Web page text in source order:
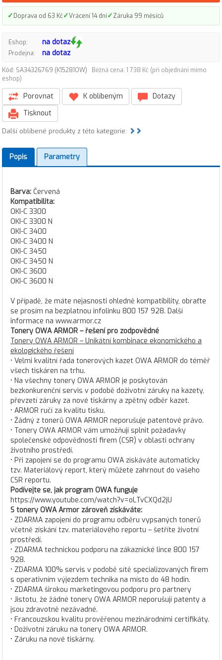
✓Doprava od 63 Kč✓Vrácení 14 dní✓Záruka 99 měsíců
Eshop: na dotaz
Prodejna: na dotaz
Kód: SA34326769 (K15281OW)
Běžná cena: 1 738 Kč (při objednání mimo
eshop)
Porovnat K oblíbeným
Dotazy
Tisknout
Další oblíbené produkty z této kategorie:
Popis Parametry
Barva: Červená
Kompatibilita:
OKI-C 3300
OKI-C 3300 N
OKI-C 3400
OKI-C 3400 N
OKI-C 3450
OKI-C 3450 N
OKI-C 3600
OKI-C 3600 N
V případě, že máte nejasnosti ohledně kompatibility, obraťte
se prosím na bezplatnou infolinku 800 157 928. Další
informace na www.armor.cz
Tonery OWA ARMOR – řešení pro zodpovědné
Tonery OWA ARMOR – Unikátní kombinace ekonomického a
ekologického řešení
• Velmi kvalitní řada tonerových kazet OWA ARMOR do téměř
všech tiskáren na trhu.
• Na všechny tonery OWA ARMOR je poskytován
bezkonkurenční servis v podobě doživotní záruky na kazety,
převzetí záruky za nové tiskárny a zpětný odběr kazet.
• ARMOR ručí za kvalitu tisku.
• Žádný z tonerů OWA ARMOR neporušuje patentové právo.
• Tonery OWA ARMOR vám umožňují splnit požadavky
společenské odpovědnosti firem (CSR) v oblasti ochrany
životního prostředí.
• Při zapojení se do programu OWA získáváte automaticky
tzv. Materiálový report, který můžete zahrnout do vašeho
CSR reportu.
Podívejte se, jak program OWA funguje
https://www.youtube.com/watch?v=oLTvCXQd2jU
S tonery OWA Armor zároveň získáváte:
• ZDARMA zapojení do programu odběru vypsaných tonerů
včetně získání tzv. materiálového reportu – šetříte životní
prostředí.
• ZDARMA technickou podporu na zákaznické lince 800 157
928.
• ZDARMA 100% servis v podobě sítě specializovaných firem
s operativním výjezdem technika na místo do 48 hodin.
• ZDARMA širokou marketingovou podporu pro partnery
• Jistotu, že žádné tonery OWA ARMOR neporušují patenty a
jsou zdravotně nezávadné.
• Francouzskou kvalitu prověřenou mezinárodními certifikáty.
• Doživotní záruku na tonery OWA ARMOR.
• Záruku na nové tiskárny.